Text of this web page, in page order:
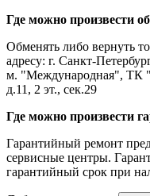
Где можно произвести
Обменять либо вернуть
адресу: г. Санкт-
м. "Международная", ТК
д.11, 2 эт., сек.29
Где можно произвести
Гарантийный ремонт
сервисные центры.
гарантийный срок при